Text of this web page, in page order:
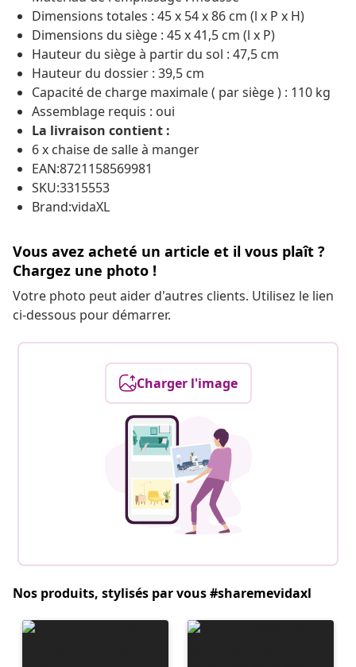
Dimensions totales : 45 x 54 x 86 cm (l x P x H)
Dimensions du siège : 45 x 41,5 cm (l x P)
Hauteur du siège à partir du sol : 47,5 cm
Hauteur du dossier : 39,5 cm
Capacité de charge maximale ( par siège ) : 110 kg
Assemblage requis : oui
La livraison contient :
6 x chaise de salle à manger
EAN:8721158569981
SKU:3315553
Brand:vidaXL
Vous avez acheté un article et il vous plaît ?
Chargez une photo !
Votre photo peut aider d'autres clients. Utilisez le lien
ci-dessous pour démarrer.
Charger l'image
Nos produits, stylisés par vous #sharemevidaxl